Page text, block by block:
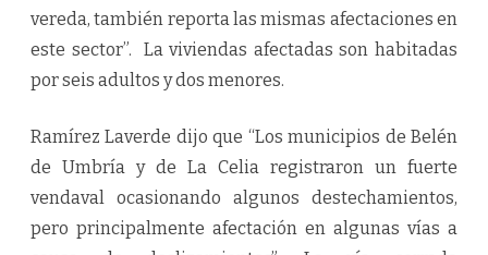
vereda, también reporta las mismas afectaciones en
este sector”. La viviendas afectadas son habitadas
por seis adultos y dos menores.
Ramírez Laverde dijo que “Los municipios de Belén
de Umbría y de La Celia registraron un fuerte
vendaval ocasionando algunos destechamientos,
pero principalmente afectación en algunas vías a